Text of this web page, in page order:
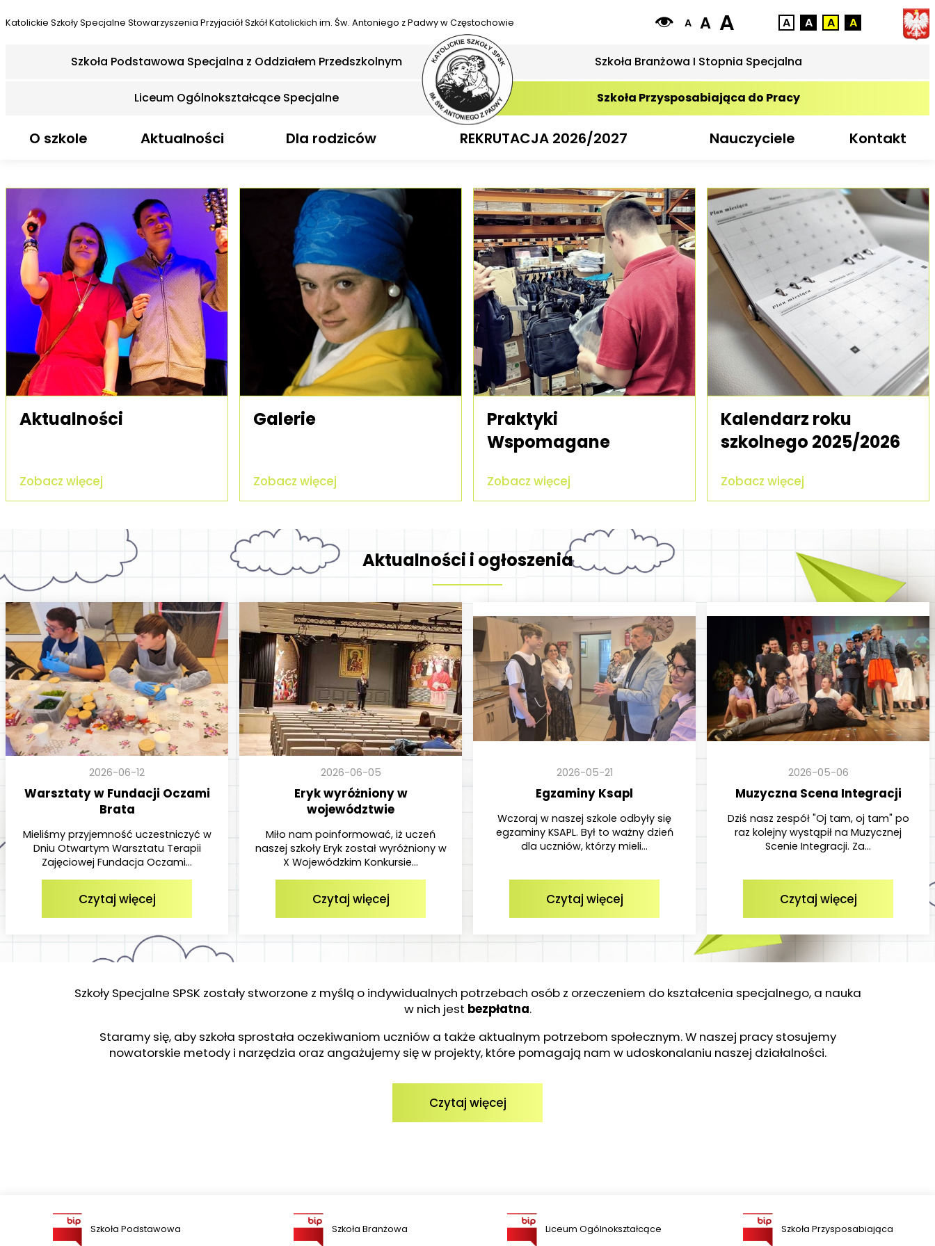
A A A A A A A
Katolickie Szkoły Specjalne Stowarzyszenia Przyjaciół Szkół Katolickich im. Św. Antoniego z Padwy w Częstochowie
Szkoła Podstawowa Specjalna z Oddziałem Przedszkolnym
Liceum Ogólnokształcące Specjalne
Szkoła Branżowa I Stopnia Specjalna
Szkoła Przysposabiająca do Pracy
O szkole Aktualności Dla rodziców REKRUTACJA 2026/2027 Nauczyciele Kontakt
Aktualności
Zobacz więcej
Galerie
Zobacz więcej
Praktyki
Wspomagane
Zobacz więcej
Kalendarz roku
szkolnego 2025/2026
Zobacz więcej
Aktualności i ogłoszenia
2026-06-12
Warsztaty w Fundacji Oczami
Brata
Mieliśmy przyjemność uczestniczyć w
Dniu Otwartym Warsztatu Terapii
Zajęciowej Fundacja Oczami...
Czytaj więcej
2026-06-05
Eryk wyróżniony w
województwie
Miło nam poinformować, iż uczeń
naszej szkoły Eryk został wyróżniony w
X Wojewódzkim Konkursie...
Czytaj więcej
2026-05-21
Egzaminy Ksapl
Wczoraj w naszej szkole odbyły się
egzaminy KSAPL. Był to ważny dzień
dla uczniów, którzy mieli...
Czytaj więcej
2026-05-06
Muzyczna Scena Integracji
Dziś nasz zespół "Oj tam, oj tam" po
raz kolejny wystąpił na Muzycznej
Scenie Integracji. Za...
Czytaj więcej
Szkoły Specjalne SPSK zostały stworzone z myślą o indywidualnych potrzebach osób z orzeczeniem do kształcenia specjalnego, a nauka
w nich jest bezpłatna.
Staramy się, aby szkoła sprostała oczekiwaniom uczniów a także aktualnym potrzebom społecznym. W naszej pracy stosujemy
nowatorskie metody i narzędzia oraz angażujemy się w projekty, które pomagają nam w udoskonalaniu naszej działalności.
Czytaj więcej
Szkoła Podstawowa Szkoła Branżowa Liceum Ogólnokształcące Szkoła Przysposabiająca